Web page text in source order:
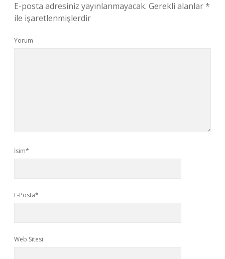
E-posta adresiniz yayınlanmayacak. Gerekli alanlar*
ile işaretlenmişlerdir
Yorum
İsim*
E-Posta*
Web Sitesi